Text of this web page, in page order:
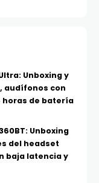
Unboxing y
audífonos con
horas de batería
Unboxing
del headset
baja latencia y